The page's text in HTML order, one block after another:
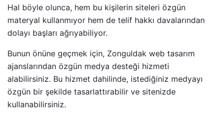
Hal böyle olunca, hem bu kişilerin siteleri özgün
materyal kullanmıyor hem de telif hakkı davalarından
dolayı başları ağrıyabiliyor.
Bunun önüne geçmek için, Zonguldak web tasarım
ajanslarından özgün medya desteği hizmeti
alabilirsiniz. Bu hizmet dahilinde, istediğiniz medyayı
özgün bir şekilde tasarlattırabilir ve sitenizde
kullanabilirsiniz.